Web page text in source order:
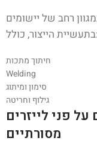
רחב של יישומים
בתעשיית הייצור, כולל:
חיתוך מתכות
Welding
סימון ומיתוג
גילוף וחריטה
על פני לייזרים
מסורתיים